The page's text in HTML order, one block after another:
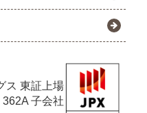
ス 東証上場
子会社